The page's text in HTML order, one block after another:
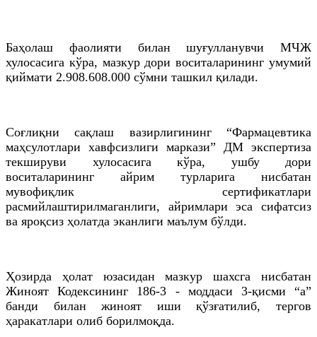
Баҳолаш фаолияти билан шуғулланувчи МЧЖ
хулосасига кўра, мазкур дори воситаларининг умумий
қиймати 2.908.608.000 сўмни ташкил қилади.
Соғлиқни сақлаш вазирлигининг “Фармацевтика
маҳсулотлари хавфсизлиги маркази” ДМ экспертиза
текшируви хулосасига кўра, ушбу дори
воситаларининг айрим турларига нисбатан
мувофиқлик сертификатлари
расмийлаштирилмаганлиги, айримлари эса сифатсиз
ва яроқсиз ҳолатда эканлиги маълум бўлди.
Ҳозирда ҳолат юзасидан мазкур шахсга нисбатан
Жиноят Кодексининг 186-3 - моддаси 3-қисми “а”
банди билан жиноят иши қўзғатилиб, тергов
ҳаракатлари олиб борилмоқда.